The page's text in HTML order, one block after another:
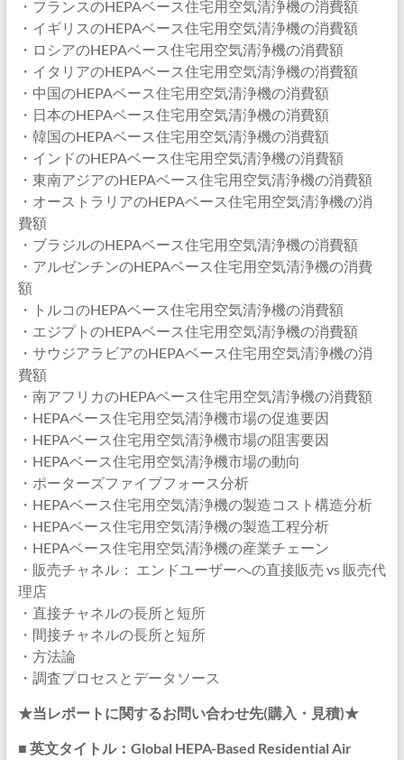
・フランスのHEPAベース住宅用空気清浄機の消費額
・イギリスのHEPAベース住宅用空気清浄機の消費額
・ロシアのHEPAベース住宅用空気清浄機の消費額
・イタリアのHEPAベース住宅用空気清浄機の消費額
・中国のHEPAベース住宅用空気清浄機の消費額
・日本のHEPAベース住宅用空気清浄機の消費額
・韓国のHEPAベース住宅用空気清浄機の消費額
・インドのHEPAベース住宅用空気清浄機の消費額
・東南アジアのHEPAベース住宅用空気清浄機の消費額
・オーストラリアのHEPAベース住宅用空気清浄機の消
費額
・ブラジルのHEPAベース住宅用空気清浄機の消費額
・アルゼンチンのHEPAベース住宅用空気清浄機の消費
額
・トルコのHEPAベース住宅用空気清浄機の消費額
・エジプトのHEPAベース住宅用空気清浄機の消費額
・サウジアラビアのHEPAベース住宅用空気清浄機の消
費額
・南アフリカのHEPAベース住宅用空気清浄機の消費額
・HEPAベース住宅用空気清浄機市場の促進要因
・HEPAベース住宅用空気清浄機市場の阻害要因
・HEPAベース住宅用空気清浄機市場の動向
・ポーターズファイブフォース分析
・HEPAベース住宅用空気清浄機の製造コスト構造分析
・HEPAベース住宅用空気清浄機の製造工程分析
・HEPAベース住宅用空気清浄機の産業チェーン
・販売チャネル： エンドユーザーへの直接販売 vs 販売代
理店
・直接チャネルの長所と短所
・間接チャネルの長所と短所
・方法論
・調査プロセスとデータソース
★当レポートに関するお問い合わせ先(購入・見積)★
■ 英文タイトル：Global HEPA-Based Residential Air